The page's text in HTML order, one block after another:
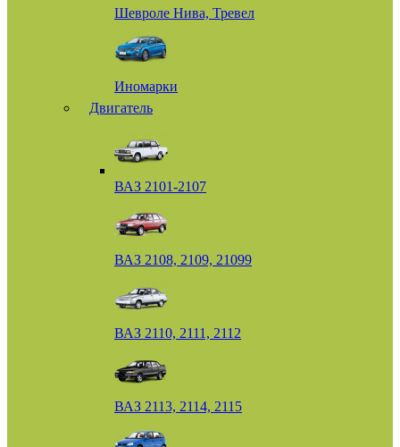
Шевроле Нива, Тревел
Иномарки
Двигатель
ВАЗ 2101-2107
ВАЗ 2108, 2109, 21099
ВАЗ 2110, 2111, 2112
ВАЗ 2113, 2114, 2115